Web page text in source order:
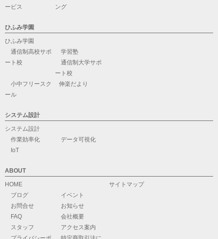
ービス
ング
ひふみ学園
ひふみ学園
通信制高校サポ
ート校
学習塾
通信制大学サポ
ート校
小中フリースク
ール
伸楽だより
システム設計
システム設計
作業効率化
データ可視化
IoT
ABOUT
HOME
ブログ
イベント
お問合せ
お知らせ
FAQ
会社概要
スタッフ
アクセス案内
サイトマップ